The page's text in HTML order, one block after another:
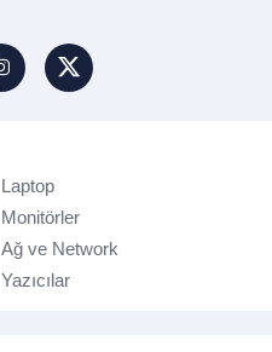
Laptop
Monitörler
Ağ ve Network
Yazıcılar